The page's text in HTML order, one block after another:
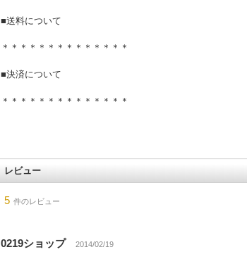
■送料について
＊＊＊＊＊＊＊＊＊＊＊＊＊＊
■決済について
＊＊＊＊＊＊＊＊＊＊＊＊＊＊
レビュー
5 件のレビュー
0219ショップ 2014/02/19